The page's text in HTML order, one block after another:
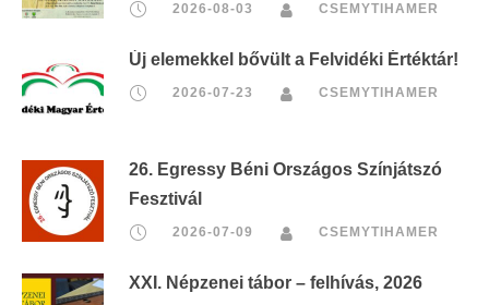
2026-08-03 CSEMYTIHAMER
Új elemekkel bővült a Felvidéki Értéktár!
2026-07-23 CSEMYTIHAMER
26. Egressy Béni Országos Színjátszó
Fesztivál
2026-07-09 CSEMYTIHAMER
XXI. Népzenei tábor – felhívás, 2026